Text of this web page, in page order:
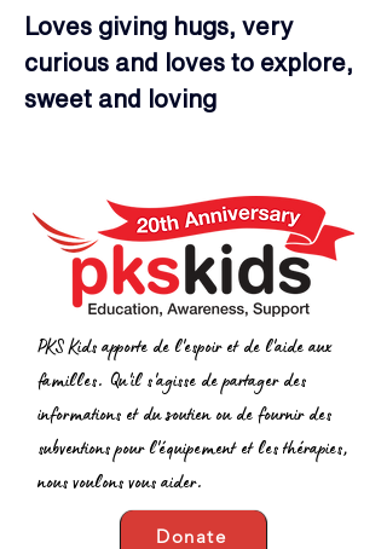
Loves giving hugs, very
curious and loves to explore,
sweet and loving
PKS Kids apporte de l'espoir et de l'aide aux
familles. Qu'il s'agisse de partager des
informations et du soutien ou de fournir des
subventions pour l'équipement et les thérapies,
nous voulons vous aider.
Donate